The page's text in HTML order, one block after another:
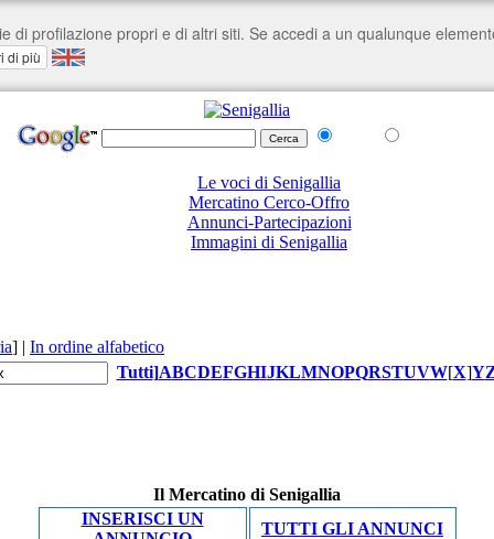
Le voci di Senigallia
Mercatino Cerco-Offro
Annunci-Partecipazioni
Immagini di Senigallia
] | In ordine alfabetico
Tutti]ABCDEFGHIJKLMNOPQRSTUVW[X]Y
Il Mercatino di Senigallia
INSERISCI UN
TUTTI GLI ANNUNCI